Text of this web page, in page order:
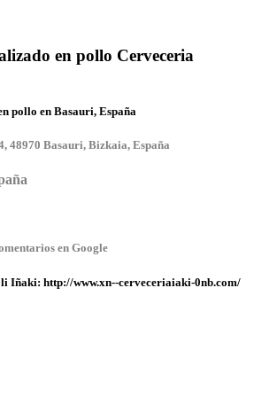
en pollo Cerveceria
pollo en Basauri, España
48970 Basauri, Bizkaia, España
en Google
Iñaki: http://www.xn--cerveceriaiaki-0nb.com/